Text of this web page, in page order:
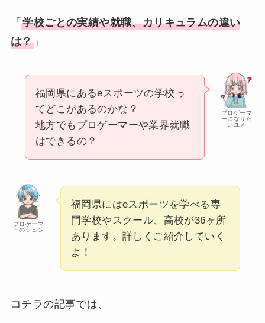
「学校ごとの実績や就職、カリキュラムの違い
は？」
プロゲーマ
ーになりた
いユメ
福岡県にあるeスポーツの学校っ
てどこがあるのかな？
地方でもプロゲーマーや業界就職
はできるの？
プロゲーマ
ーのシュン
福岡県にはeスポーツを学べる専
門学校やスクール、高校が36ヶ所
あります。詳しくご紹介していく
よ！
コチラの記事では、